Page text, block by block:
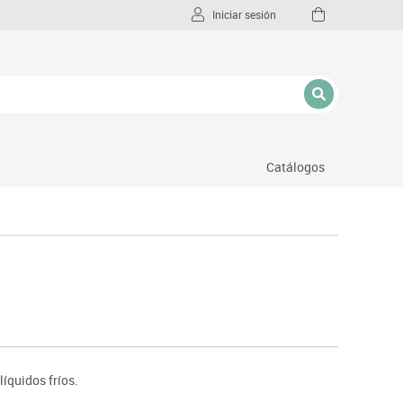
Iniciar sesión
Catálogos
fríos.